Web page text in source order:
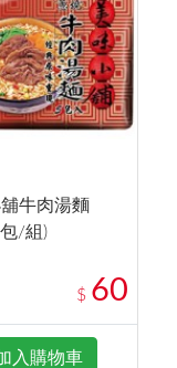
牛肉湯麵
/組)
$ 60
入購物車